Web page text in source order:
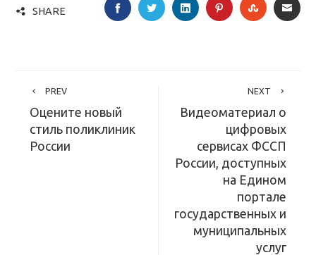
SHARE FACEBOOKTWITTERLINKEDINPINTEREST
PREV
Оцените новый
стиль поликлиник
России
NEXT
Видеоматериал о
цифровых
сервисах ФССП
России, доступных
на Едином
портале
государственных и
муниципальных
услуг